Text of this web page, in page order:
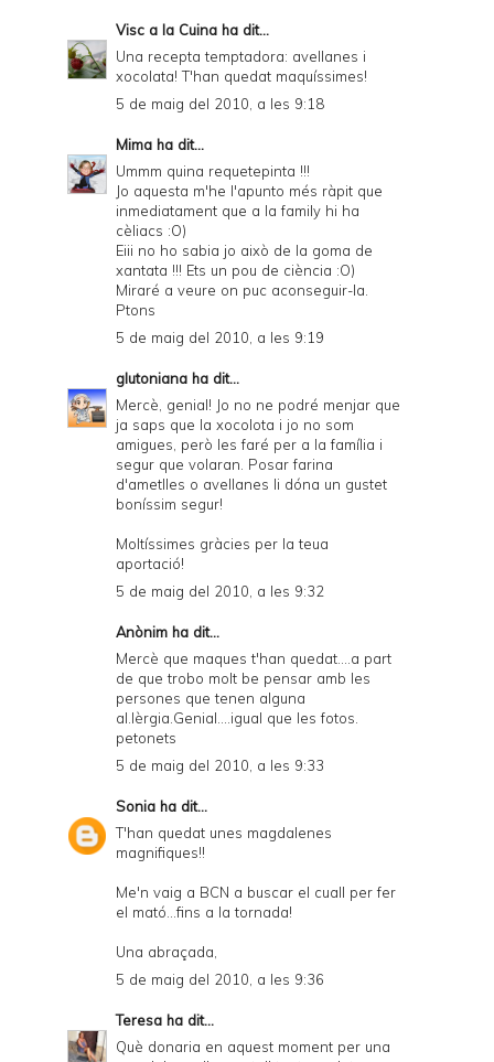
Visc a la Cuina ha dit...
Una recepta temptadora: avellanes i
xocolata! T'han quedat maquíssimes!
5 de maig del 2010, a les 9:18
Mima ha dit...
Ummm quina requetepinta !!!
Jo aquesta m'he l'apunto més ràpit que
inmediatament que a la family hi ha
cèliacs :O)
Eiii no ho sabia jo això de la goma de
xantata !!! Ets un pou de ciència :O)
Miraré a veure on puc aconseguir-la.
Ptons
5 de maig del 2010, a les 9:19
glutoniana ha dit...
Mercè, genial! Jo no ne podré menjar que
ja saps que la xocolota i jo no som
amigues, però les faré per a la família i
segur que volaran. Posar farina
d'ametlles o avellanes li dóna un gustet
boníssim segur!
Moltíssimes gràcies per la teua
aportació!
5 de maig del 2010, a les 9:32
Anònim ha dit...
Mercè que maques t'han quedat....a part
de que trobo molt be pensar amb les
persones que tenen alguna
al.lèrgia.Genial....igual que les fotos.
petonets
5 de maig del 2010, a les 9:33
Sonia ha dit...
T'han quedat unes magdalenes
magnifiques!!
Me'n vaig a BCN a buscar el cuall per fer
el mató...fins a la tornada!
Una abraçada,
5 de maig del 2010, a les 9:36
Teresa ha dit...
Què donaria en aquest moment per una